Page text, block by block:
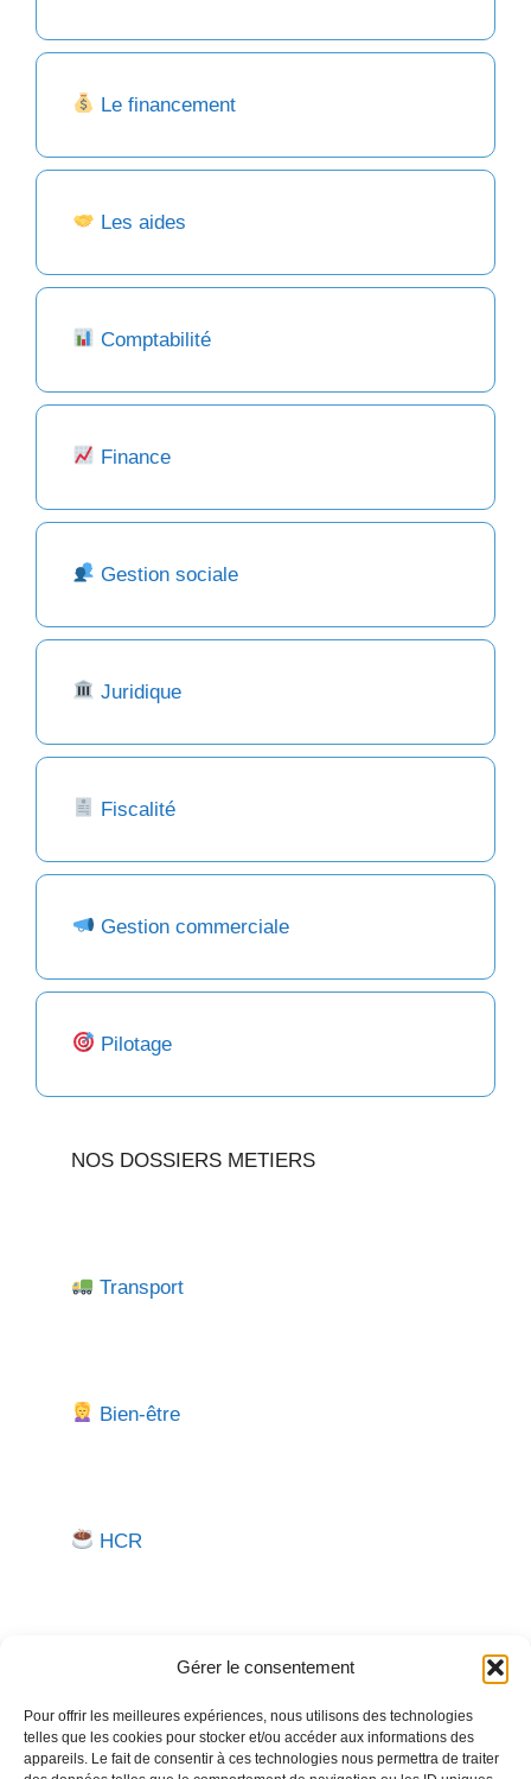
Gérer le consentement
Pour offrir les meilleures expériences, nous utilisons des technologies
telles que les cookies pour stocker et/ou accéder aux informations des
appareils. Le fait de consentir à ces technologies nous permettra de traiter
Le financement
Les aides
Comptabilité
Finance
Gestion sociale
Juridique
Fiscalité
Gestion commerciale
Pilotage
NOS DOSSIERS METIERS
Transport
Bien-être
HCR
Besoin d'aide pour créer ou gérer votre entreprise ?